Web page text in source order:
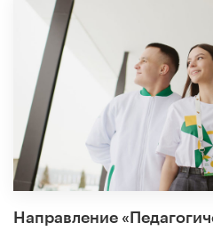
Направление